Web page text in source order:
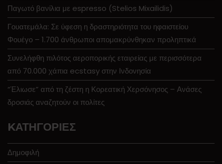
Παγωτό βανίλια με espresso (Stelios Mixailidis)
Γουατεμάλα: Σε ύφεση η δραστηριότητα του ηφαιστείου
Φουέγο – 1.700 άνθρωποι απομακρύνθηκαν προληπτικά
Συνελήφθη πιλότος αεροπορικής εταιρείας με περισσότερα
από 70.000 χάπια ecstasy στην Ινδονησία
“Έλιωσε” από τη ζέστη η Κορεατική Χερσόνησος – Ανάσες
δροσιάς αναζητούν οι πολίτες
KΑΤΗΓΟΡΊΕΣ
Δημοφιλή